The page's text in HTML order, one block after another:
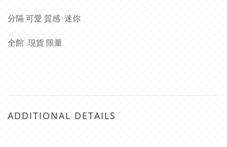
分隔 可愛 質感 迷你
全館 現貨 限量
ADDITIONAL DETAILS